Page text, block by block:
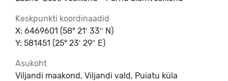
Keskpunkti koordinaadid
X: 6469601 (58° 21′ 33″ N)
Y: 581451 (25° 23′ 29″ E)
Asukoht
Viljandi maakond, Viljandi vald, Puiatu küla